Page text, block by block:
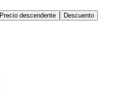
Precio descendente Descuento